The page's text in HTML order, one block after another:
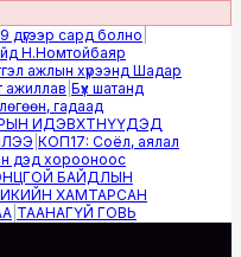
сард болно|
Н.Номтойбаяр
ажлын хүрээнд Шадар
|Бүх шатанд
гадаад
ИДЭВХТНҮҮДЭД
|КОП17: Соёл, аялал
дэд хорооноос
БАЙДЛЫН
ХАМТАРСАН
|ТААНАГҮЙ ГОВЬ